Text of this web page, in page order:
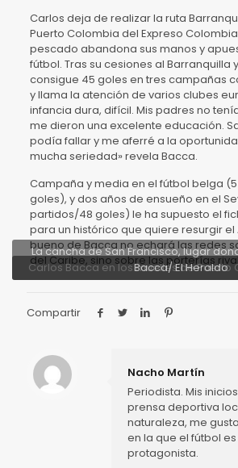
Carlos Bacca en los muelles de Puerto
La cancha de San Francisco, lugar
Bacca/ El Heraldo
Carlos deja de realizar la ruta
Puerto Colombia del Expreso
pescado abandona sus manos y
fútbol. Tras su cesiones al Barranquilla
consigue 45 goles en tres campañas
y llama la atención de varios clubes
infancia dura, difícil. Mis padres no
me dieron una excelente educación.
podía fallar y me aferré a la
mucha seriedad» revela Bacca.
Campaña y media en el fútbol belga
goles), y dos años de ensueño en el
partidos/48 goles) le ha supuesto el
para un histórico que quiere resurgir el
bueno de Bacca no echará las redes
del Caribe, sino sobre las porterías
Compartir
Nacho Martín
Periodista. Mis
prensa deportiva
naturaleza, me
en la que el fútbol es
protagonista.